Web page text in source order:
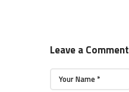
Leave a Comment